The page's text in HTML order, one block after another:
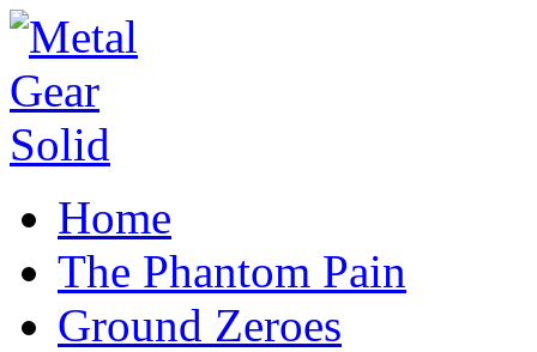
Home
The Phantom Pain
Ground Zeroes